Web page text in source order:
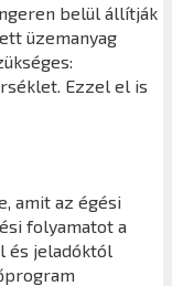
belül állítják
üzemanyag
Ezzel el is
amit az égési
folyamatot a
és jeladóktól